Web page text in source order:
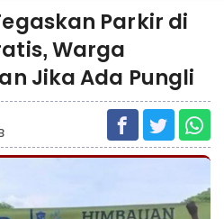
Parkir di
Warga
Jika Ada Pungli